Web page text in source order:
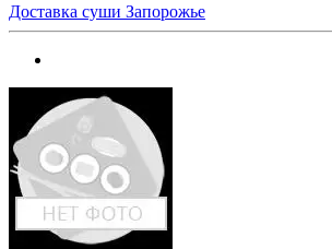
Доставка суши Запорожье